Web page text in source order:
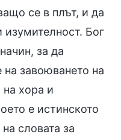
се в плът, и да
изумителност. Бог
за да
на завоюването на
хора и
е истинското
словата за